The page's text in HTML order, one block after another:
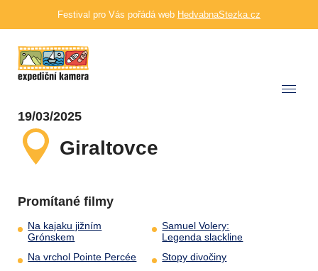
Festival pro Vás pořádá web HedvabnaStezka.cz
19/03/2025
Giraltovce
Promítané filmy
Na kajaku jižním
Grónskem
Na vrchol Pointe Percée
Samuel Volery:
Legenda slackline
Stopy divočiny